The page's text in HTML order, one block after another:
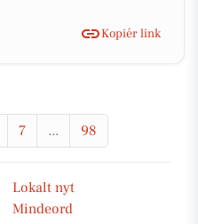
Kopiér link
7 ... 98
Lokalt nyt
Mindeord